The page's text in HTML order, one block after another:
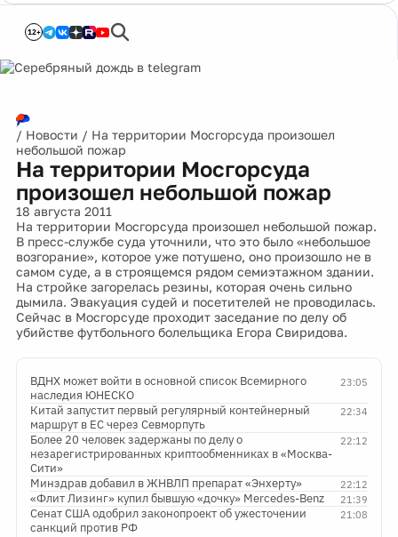
12+
/ Новости / На территории Мосгорсуда произошел
небольшой пожар
На территории Мосгорсуда
произошел небольшой пожар
18 августа 2011
На территории Мосгорсуда произошел небольшой пожар.
В пресс-службе суда уточнили, что это было «небольшое
возгорание», которое уже потушено, оно произошло не в
самом суде, а в строящемся рядом семиэтажном здании.
На стройке загорелась резины, которая очень сильно
дымила. Эвакуация судей и посетителей не проводилась.
Сейчас в Мосгорсуде проходит заседание по делу об
убийстве футбольного болельщика Егора Свиридова.
23:05
ВДНХ может войти в основной список Всемирного
наследия ЮНЕСКО
22:34
Китай запустит первый регулярный контейнерный
маршрут в ЕС через Севморпуть
22:12
Более 20 человек задержаны по делу о
незарегистрированных криптообменниках в «Москва-
Сити»
22:12
Минздрав добавил в ЖНВЛП препарат «Энхерту»
21:39
«Флит Лизинг» купил бывшую «дочку» Mercedes-Benz
21:08
Сенат США одобрил законопроект об ужесточении
санкций против РФ